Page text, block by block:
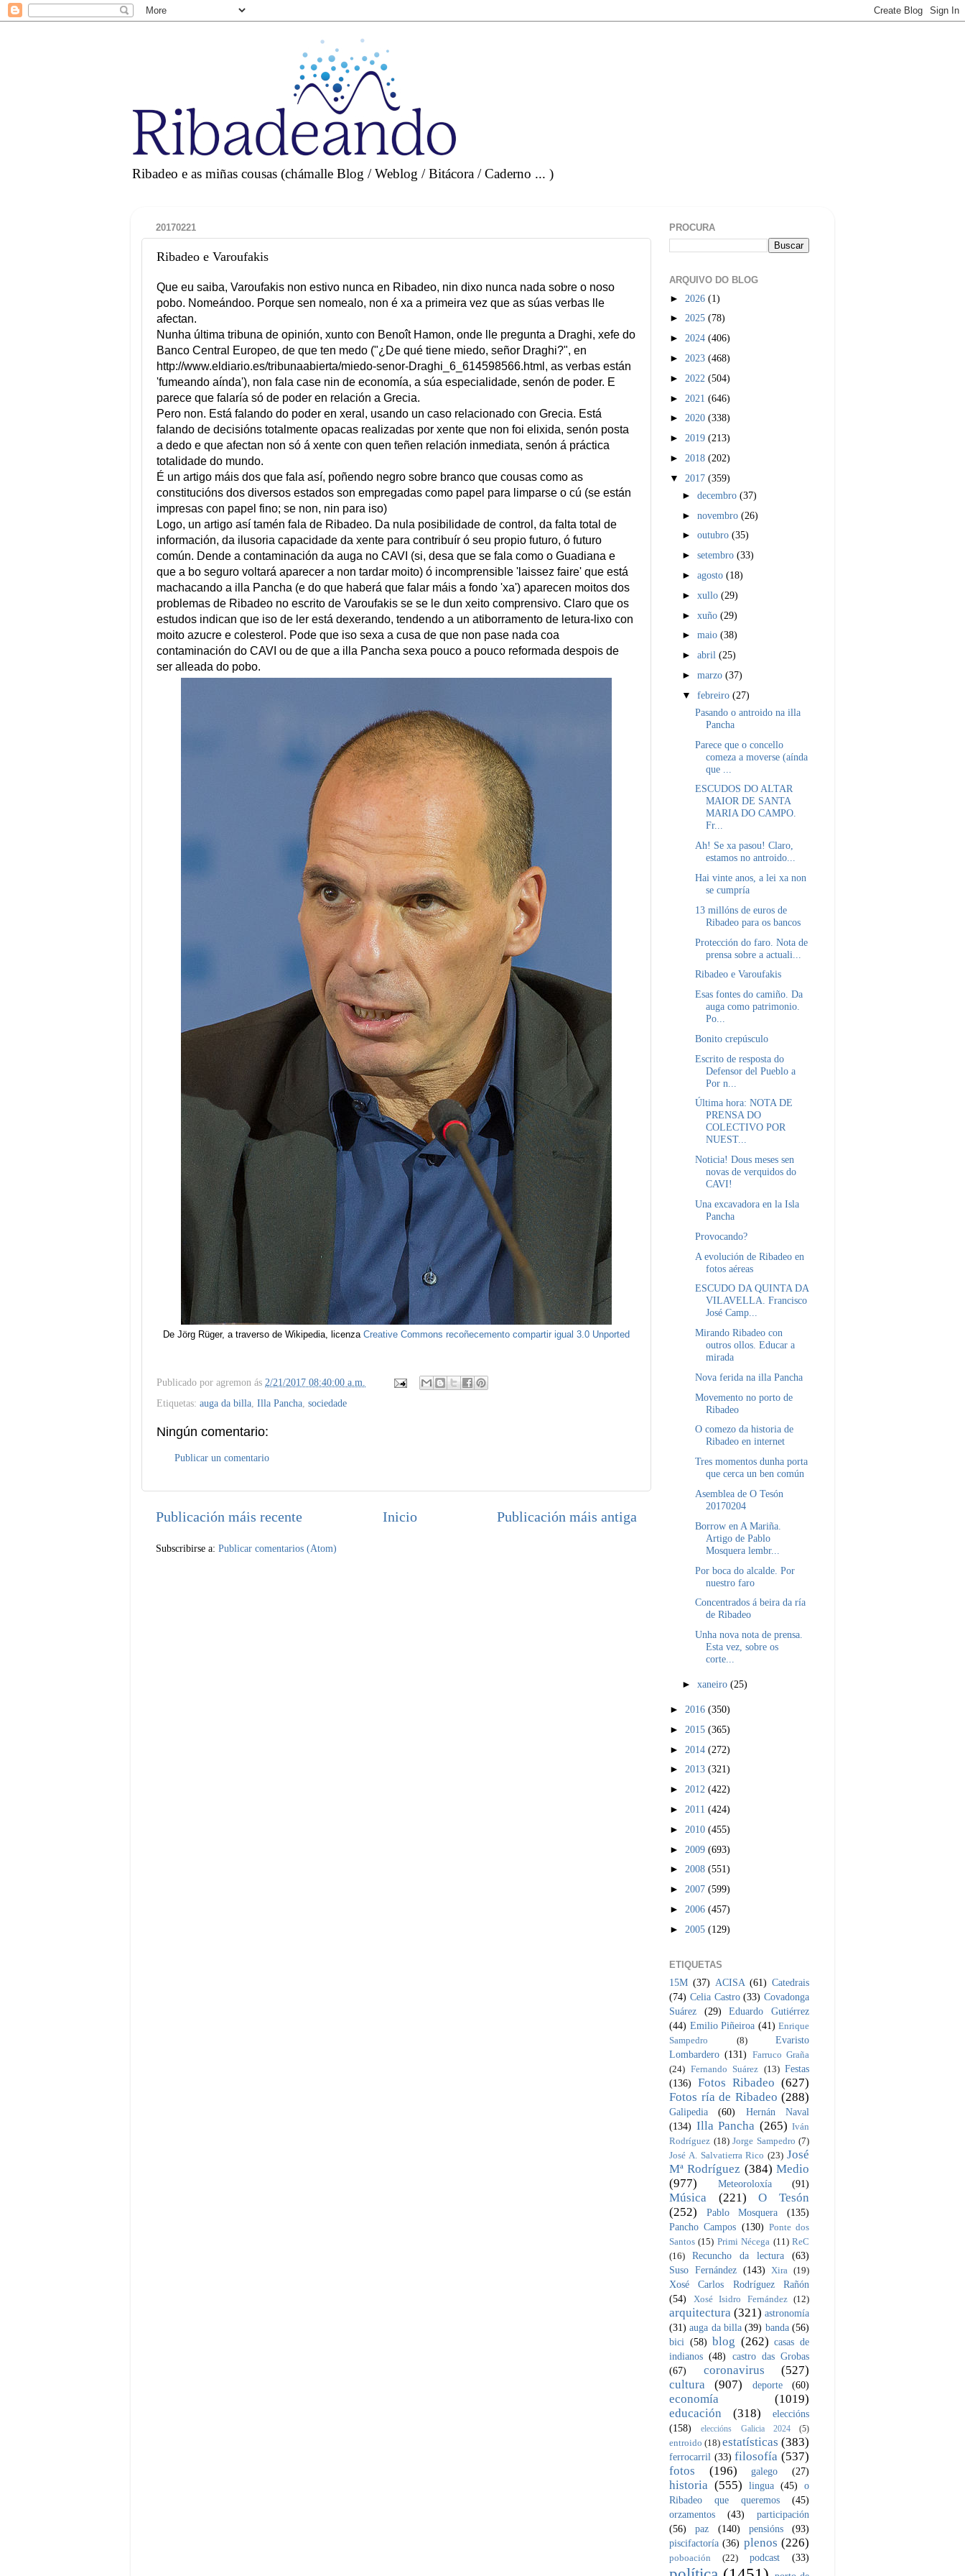
Ribadeo e as miñas cousas (chámalle Blog / Weblog / Bitácora / Caderno ... )
20170221
Ribadeo e Varoufakis
Que eu saiba, Varoufakis non estivo nunca en Ribadeo, nin dixo nunca nada sobre o noso
pobo. Nomeándoo. Porque sen nomealo, non é xa a primeira vez que as súas verbas lle
afectan.
Nunha última tribuna de opinión, xunto con Benoît Hamon, onde lle pregunta a Draghi, xefe do
Banco Central Europeo, de que ten medo ("¿De qué tiene miedo, señor Draghi?", en
http://www.eldiario.es/tribunaabierta/miedo-senor-Draghi_6_614598566.html, as verbas están
'fumeando aínda'), non fala case nin de economía, a súa especialidade, senón de poder. E
parece que falaría só de poder en relación a Grecia.
Pero non. Está falando do poder en xeral, usando un caso relacionado con Grecia. Está
falando de decisións totalmente opacas realizadas por xente que non foi elixida, senón posta
a dedo e que afectan non só á xente con quen teñen relación inmediata, senón á práctica
totalidade do mundo.
É un artigo máis dos que fala así, poñendo negro sobre branco que cousas como as
constitucións dos diversos estados son empregadas como papel para limparse o cú (se están
impresas con papel fino; se non, nin para iso)
Logo, un artigo así tamén fala de Ribadeo. Da nula posibilidade de control, da falta total de
información, da ilusoria capacidade da xente para contribuír ó seu propio futuro, ó futuro
común. Dende a contaminación da auga no CAVI (si, desa que se fala como o Guadiana e
que a bo seguro voltará aparecer a non tardar moito) ó incomprensible 'laissez faire' que está
machacando a illa Pancha (e do que haberá que falar máis a fondo 'xa') aparecen moitos dos
problemas de Ribadeo no escrito de Varoufakis se se le dun xeito comprensivo. Claro que os
estudos indican que iso de ler está dexerando, tendendo a un atiborramento de letura-lixo con
moito azucre e colesterol. Pode que iso sexa a cusa de que non pase nada coa
contaminación do CAVI ou de que a illa Pancha sexa pouco a pouco reformada despois de
ser alleada do pobo.
De Jörg Rüger, a traverso de Wikipedia, licenza Creative Commons recoñecemento compartir igual 3.0 Unported
Publicado por agremon ás 2/21/2017 08:40:00 a.m.
Etiquetas: auga da billa, Illa Pancha, sociedade
Ningún comentario:
Publicar un comentario
Publicación máis recente Publicación máis antiga
Inicio
Subscribirse a: Publicar comentarios (Atom)
PROCURA
ARQUIVO DO BLOG
► 2026 (1)
► 2025 (78)
► 2024 (406)
► 2023 (468)
► 2022 (504)
► 2021 (646)
► 2020 (338)
► 2019 (213)
► 2018 (202)
▼ 2017 (359)
►decembro(37)
►novembro(26)
►outubro(35)
►setembro(33)
►agosto(18)
►xullo(29)
►xuño(29)
►maio(38)
►abril(25)
►marzo(37)
▼febreiro(27)
Pasando o antroido na illa
Pancha
Parece que o concello
comeza a moverse (aínda
que ...
ESCUDOS DO ALTAR
MAIOR DE SANTA
MARIA DO CAMPO.
Fr...
Ah! Se xa pasou! Claro,
estamos no antroido...
Hai vinte anos, a lei xa non
se cumpría
13 millóns de euros de
Ribadeo para os bancos
Protección do faro. Nota de
prensa sobre a actuali...
Ribadeo e Varoufakis
Esas fontes do camiño. Da
auga como patrimonio.
Po...
Bonito crepúsculo
Escrito de resposta do
Defensor del Pueblo a
Por n...
Última hora: NOTA DE
PRENSA DO
COLECTIVO POR
NUEST...
Noticia! Dous meses sen
novas de verquidos do
CAVI!
Una excavadora en la Isla
Pancha
Provocando?
A evolución de Ribadeo en
fotos aéreas
ESCUDO DA QUINTA DA
VILAVELLA. Francisco
José Camp...
Mirando Ribadeo con
outros ollos. Educar a
mirada
Nova ferida na illa Pancha
Movemento no porto de
Ribadeo
O comezo da historia de
Ribadeo en internet
Tres momentos dunha porta
que cerca un ben común
Asemblea de O Tesón
20170204
Borrow en A Mariña.
Artigo de Pablo
Mosquera lembr...
Por boca do alcalde. Por
nuestro faro
Concentrados á beira da ría
de Ribadeo
Unha nova nota de prensa.
Esta vez, sobre os
corte...
►xaneiro(25)
► 2016 (350)
► 2015 (365)
► 2014 (272)
► 2013 (321)
► 2012 (422)
► 2011 (424)
► 2010 (455)
► 2009 (693)
► 2008 (551)
► 2007 (599)
► 2006 (457)
► 2005 (129)
ETIQUETAS
15M (37) ACISA (61) Catedrais
(74) Celia Castro (33) Covadonga
Suárez
(29)
Eduardo Gutiérrez
(44) Emilio Piñeiroa (41) Enrique
Sampedro
(8)
Evaristo
Lombardero (131) Farruco Graña
(24) Fernando Suárez (13) Festas
(136)
Fotos Ribadeo (627)
Fotos ría de Ribadeo (288)
Galipedia (60)
Hernán Naval
(134) Illa Pancha (265) Iván
Rodríguez (18) Jorge Sampedro (7)
José A. Salvatierra Rico (23) José
Mª Rodríguez (384) Medio
(977)
Meteoroloxía (91)
Música (221)
O Tesón
(252)
Pablo Mosquera
(135)
Pancho Campos (130) Ponte dos
Santos (15) Primi Nécega (11) ReC
(16)
Recuncho da lectura
(63)
Suso Fernández (143) Xira (19)
Xosé Carlos Rodríguez Rañón
(54)
Xosé Isidro Fernández (12)
arquitectura (321) astronomía
(31) auga da billa (39) banda (56)
bici (58) blog (262) casas de
indianos (48)
castro das Grobas
(67)
coronavirus
(527)
cultura
(907) deporte (60)
economía
(1019)
educación
(318)
eleccións
(158)
eleccións Galicia 2024 (5)
entroido (18) estatísticas (383)
ferrocarril (33) filosofía (537)
fotos
(196) galego (27)
historia (555) lingua (45)
o
Ribadeo que queremos
(45)
orzamentos
(43)
participación
(56)
paz (140) pensións
(93)
piscifactoría (36) plenos (226)
poboación (22) podcast (33)